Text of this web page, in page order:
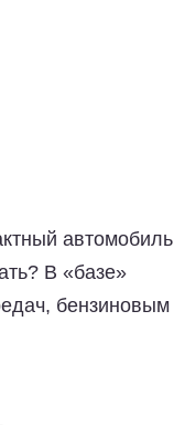
автомобиль
В «базе»
бензиновым